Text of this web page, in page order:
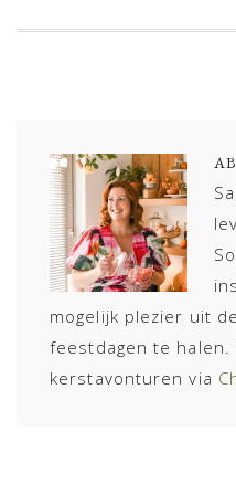
mogelijk plezier uit
feestdagen te halen.
kerstavonturen via